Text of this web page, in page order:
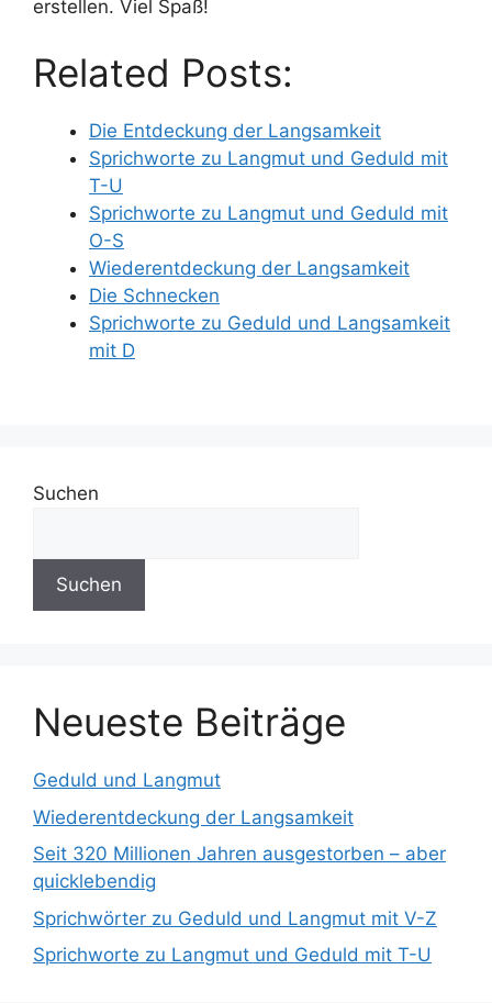
erstellen. Viel Spaß!
Related Posts:
Die Entdeckung der Langsamkeit
Sprichworte zu Langmut und Geduld mit
T-U
Sprichworte zu Langmut und Geduld mit
O-S
Wiederentdeckung der Langsamkeit
Die Schnecken
Sprichworte zu Geduld und Langsamkeit
mit D
Suchen
Suchen
Neueste Beiträge
Geduld und Langmut
Wiederentdeckung der Langsamkeit
Seit 320 Millionen Jahren ausgestorben – aber
quicklebendig
Sprichwörter zu Geduld und Langmut mit V-Z
Sprichworte zu Langmut und Geduld mit T-U